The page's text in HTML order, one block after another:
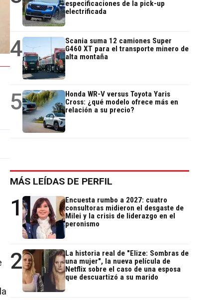
especificaciones de la pick-up
electrificada
4
Scania suma 12 camiones Super
G460 XT para el transporte minero de
alta montaña
5
Honda WR-V versus Toyota Yaris
Cross: ¿qué modelo ofrece más en
relación a su precio?
MÁS LEÍDAS DE PERFIL
1
Encuesta rumbo a 2027: cuatro
consultoras midieron el desgaste de
Milei y la crisis de liderazgo en el
peronismo
2
La historia real de "Elize: Sombras de
una mujer", la nueva película de
Netflix sobre el caso de una esposa
que descuartizó a su marido